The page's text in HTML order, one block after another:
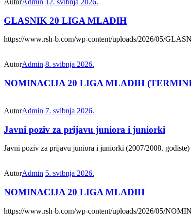
AutorAdmin 12. svibnja 2026.
GLASNIK 20 LIGA MLADIH
https://www.rsh-b.com/wp-content/uploads/2026/05/
AutorAdmin 8. svibnja 2026.
NOMINACIJA 20 LIGA MLADIH
AutorAdmin 7. svibnja 2026.
Javni poziv za prijavu juniora i juniorki
Javni poziv za prijavu juniora i juniorki (2007/2008.
AutorAdmin 5. svibnja 2026.
NOMINACIJA 20 LIGA MLADIH
https://www.rsh-b.com/wp-content/uploads/2026/05/